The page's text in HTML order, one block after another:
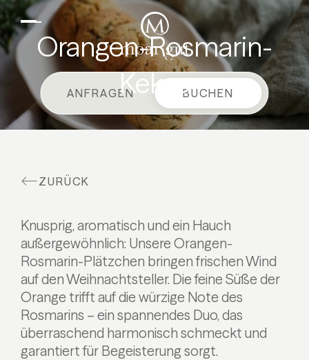
Suiten & Angebote
Familienurlaub
Moar Gut
Kulinarik
DE EN
Orangen-Rosmarin-
Kekse
ANFRAGEN BUCHEN
ZURÜCK
Knusprig, aromatisch und ein Hauch
außergewöhnlich: Unsere Orangen-
Rosmarin-Plätzchen bringen frischen Wind
auf den Weihnachtsteller. Die feine Süße der
Orange trifft auf die würzige Note des
Rosmarins – ein spannendes Duo, das
überraschend harmonisch schmeckt und
garantiert für Begeisterung sorgt.